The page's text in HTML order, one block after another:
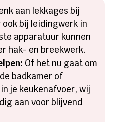
aan lekkages bij
ook bij leidingwerk in
apparatuur kunnen
hak- en breekwerk.
Of het nu gaat om
badkamer of
je keukenafvoer, wij
aan voor blijvend